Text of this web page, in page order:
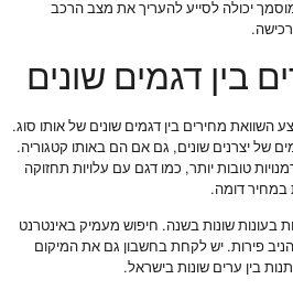
יכולה לסייע להעריך את מצב הרכב
בין דגמים שונים
מחירים בין דגמים שונים של אותו סוג.
של יצרנים שונים, גם אם הם באותו קטגוריה.
טובות יותר, כמו דגם עם עלויות תחזוקה
במחיר דומה.
בעונות שונות בשנה. חיפוש מעמיק באינטרנט
פירות. יש לקחת בחשבון גם את המיקום
בין ערים שונות בישראל.